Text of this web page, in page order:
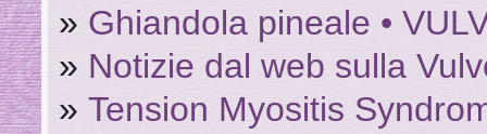
» Ghiandola pineale •
» Notizie dal web sulla
»Tension Myositis